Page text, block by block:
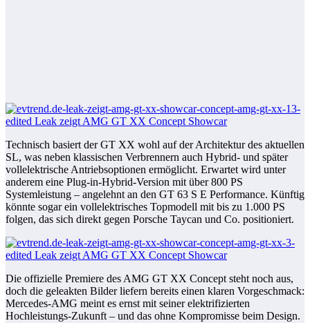
Technisch basiert der GT XX wohl auf der Architektur des aktuellen
SL, was neben klassischen Verbrennern auch Hybrid- und später
vollelektrische Antriebsoptionen ermöglicht. Erwartet wird unter
anderem eine Plug-in-Hybrid-Version mit über 800 PS
Systemleistung – angelehnt an den GT 63 S E Performance. Künftig
könnte sogar ein vollelektrisches Topmodell mit bis zu 1.000 PS
folgen, das sich direkt gegen Porsche Taycan und Co. positioniert.
Die offizielle Premiere des AMG GT XX Concept steht noch aus,
doch die geleakten Bilder liefern bereits einen klaren Vorgeschmack:
Mercedes-AMG meint es ernst mit seiner elektrifizierten
Hochleistungs-Zukunft – und das ohne Kompromisse beim Design.